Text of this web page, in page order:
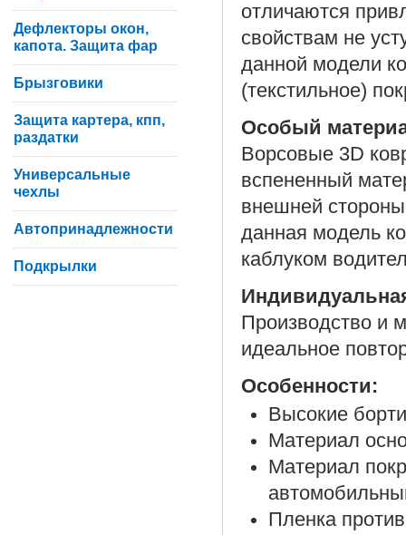
отличаются
свойствам не
данной модели
(текстильное)
Особый
Ворсовые 3D
вспененный
внешней
данная модель
каблуком
Производство и
идеальное
Особенности:
Высокие
Материал
Материал
Пленка
Дефлекторы окон,
капота. Защита фар
Брызговики
Защита картера, кпп,
раздатки
Универсальные
чехлы
Автопринадлежности
Подкрылки